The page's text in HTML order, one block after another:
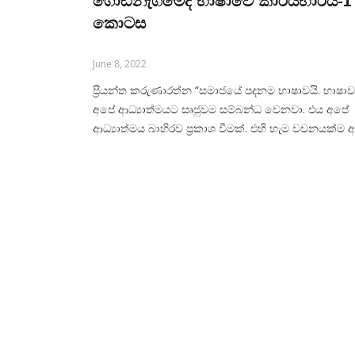
කොටස
June 8, 2022
ප්‍රියන්ත කරුණාරත්න “සමාජයේ පදනම භාෂාවයි. භාෂාව
අපේ ආධ්‍යාත්මයට සෘජුවම සම්බන්ධ වෙනවා. එය අපේ
ආධ්‍යාත්මය බාහිරව ප්‍රකාශ වීමක්. එහි හැම වචනයක්ම